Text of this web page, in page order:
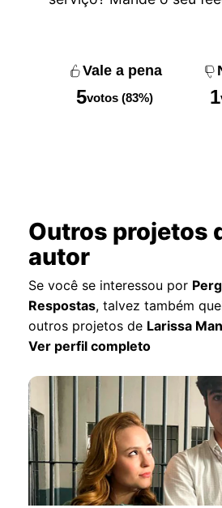
Vale a pena
5votos (83%) 1
Outros projetos
autor
Se você se interessou por
Respostas, talvez também
outros projetos de Larissa
Ver perfil completo